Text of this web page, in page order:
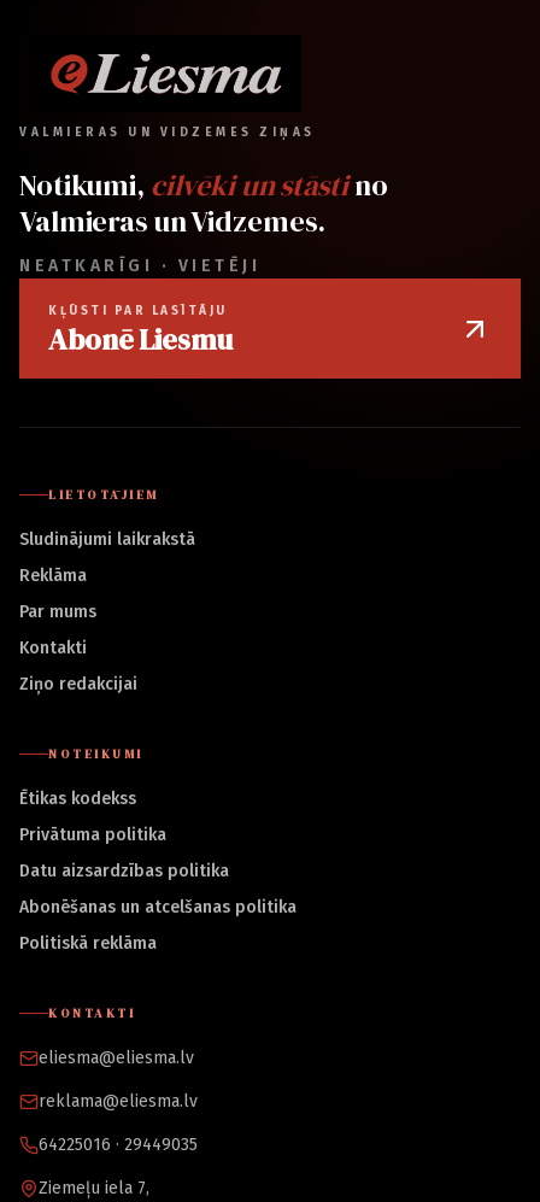
VALMIERAS UN VIDZEMES ZIŅAS
Notikumi, cilvēki un stāstino
Valmieras un Vidzemes.
NEATKARĪGI · VIETĒJI
KĻŪSTI PAR LASĪTĀJU
Abonē Liesmu
LIETOTĀJIEM
Sludinājumi laikrakstā
Reklāma
Par mums
Kontakti
Ziņo redakcijai
NOTEIKUMI
Ētikas kodekss
Privātuma politika
Datu aizsardzības politika
Abonēšanas un atcelšanas politika
Politiskā reklāma
KONTAKTI
eliesma@eliesma.lv
reklama@eliesma.lv
64225016 · 29449035
Ziemeļu iela 7,